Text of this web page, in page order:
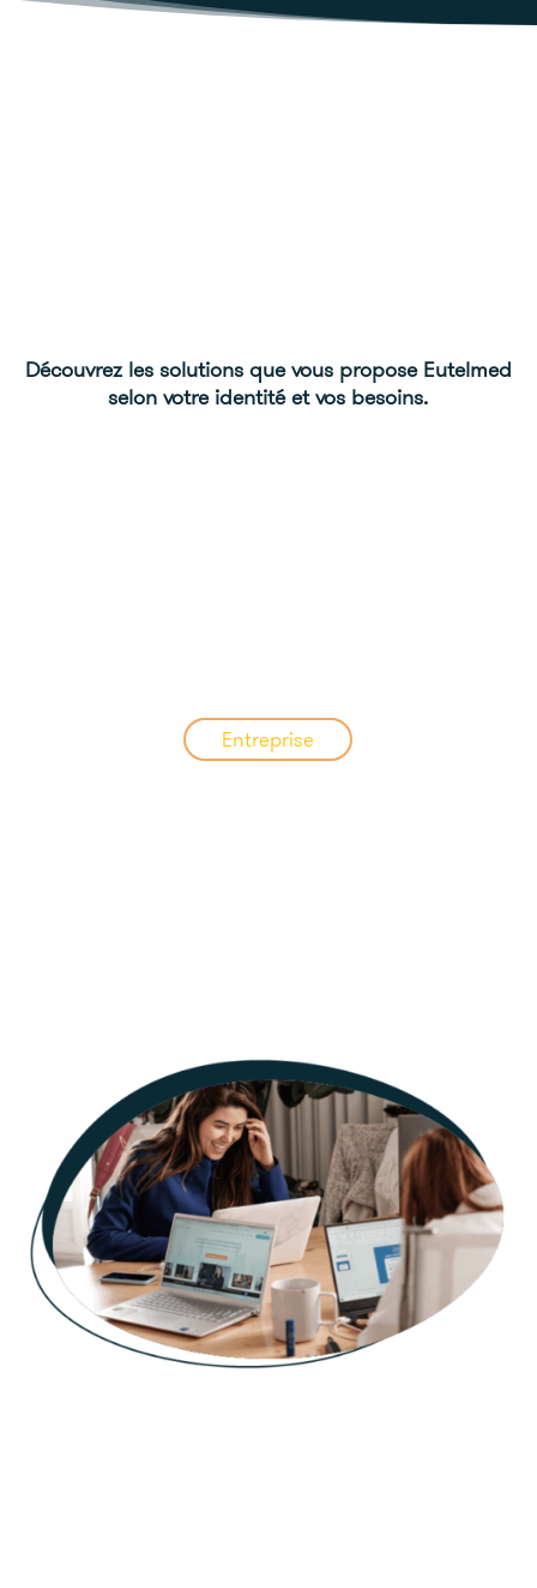
Découvrez les solutions que vous propose Eutelmed
selon votre identité et vos besoins.
Entreprise